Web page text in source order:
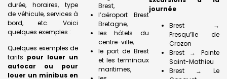
journée
Brest →
Presqu’île de
Crozon
Brest → Pointe
Saint-Mathieu
Brest → Le
Brest,
l’aéroport Brest
Bretagne,
les hôtels du
centre-ville,
le port de Brest
et les terminaux
maritimes,
durée, horaires, type
de véhicule, services à
bord, etc. Voici
quelques exemples :
Quelques exemples de
tarifs pour louer un
autocar ou pour
louer un minibus en